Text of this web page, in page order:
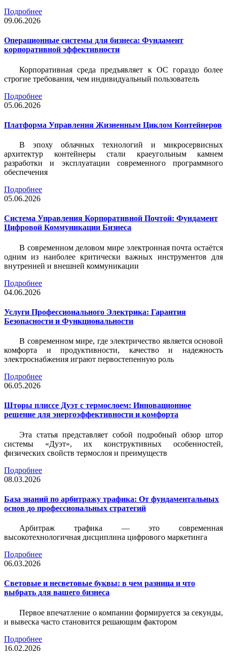
Подробнее
09.06.2026
Операционные системы для бизнеса: Фундамент
корпоративной эффективности
Корпоративная среда предъявляет к ОС гораздо более
строгие требования, чем индивидуальный пользователь
Подробнее
05.06.2026
Платформа Управления Жизненным Циклом Контейнеров
В эпоху облачных технологий и микросервисных
архитектур контейнеры стали краеугольным камнем
разработки и эксплуатации современного программного
обеспечения
Подробнее
05.06.2026
Система Управления Корпоративной Почтой: Фундамент
Цифровой Коммуникации Бизнеса
В современном деловом мире электронная почта остаётся
одним из наиболее критически важных инструментов для
внутренней и внешней коммуникации
Подробнее
04.06.2026
Услуги Профессионального Электрика: Гарантия
Безопасности и Функциональности
В современном мире, где электричество является основой
комфорта и продуктивности, качество и надежность
электроснабжения играют первостепенную роль
Подробнее
06.05.2026
Шторы плиссе Дуэт с термослоем: Инновационное
решение для энергоэффективности и комфорта
Эта статья представляет собой подробный обзор штор
системы «Дуэт», их конструктивных особенностей,
физических свойств термослоя и преимуществ
Подробнее
08.03.2026
База знаний по арбитражу трафика: От фундаментальных
основ до профессиональных стратегий
Арбитраж трафика — это современная
высокотехнологичная дисциплина цифрового маркетинга
Подробнее
06.03.2026
Световые и несветовые буквы: в чем разница и что
выбрать для вашего бизнеса
Первое впечатление о компании формируется за секунды,
и вывеска часто становится решающим фактором
Подробнее
16.02.2026